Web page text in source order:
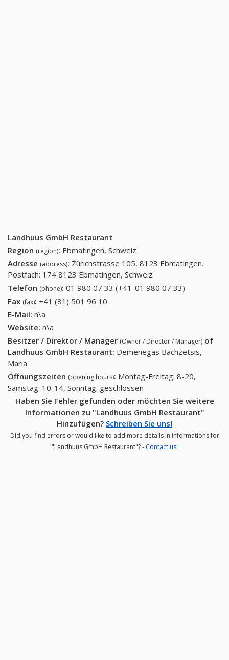
Landhuus GmbH Restaurant
Region (region): Ebmatingen, Schweiz
Adresse (address): Zürichstrasse 105, 8123 Ebmatingen.
Postfach: 174 8123 Ebmatingen, Schweiz
Telefon (phone): 01 980 07 33 (+41-01 980 07 33)
Fax (fax): +41 (81) 501 96 10
E-Mail: n\a
Website: n\a
Besitzer / Direktor / Manager (Owner / Director / Manager) of
Landhuus GmbH Restaurant: Demenegas Bachzetsis,
Maria
Öffnungszeiten (opening hours): Montag-Freitag: 8-20,
Samstag: 10-14, Sonntag: geschlossen
Haben Sie Fehler gefunden oder möchten Sie weitere
Informationen zu "Landhuus GmbH Restaurant"
Hinzufügen? Schreiben Sie uns!
Did you find errors or would like to add more details in informations for
"Landhuus GmbH Restaurant"? - Contact us!